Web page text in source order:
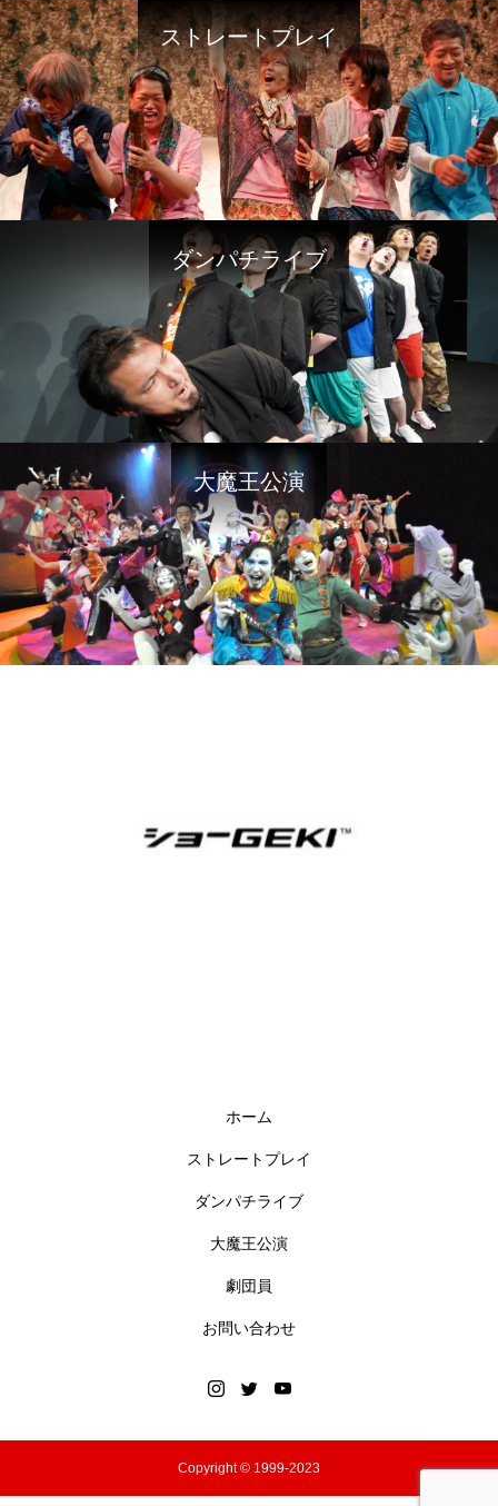
ストレートプレイ
ダンパチライブ
大魔王公演
ホーム
ストレートプレイ
ダンパチライブ
大魔王公演
劇団員
お問い合わせ
Copyright © 1999-2023